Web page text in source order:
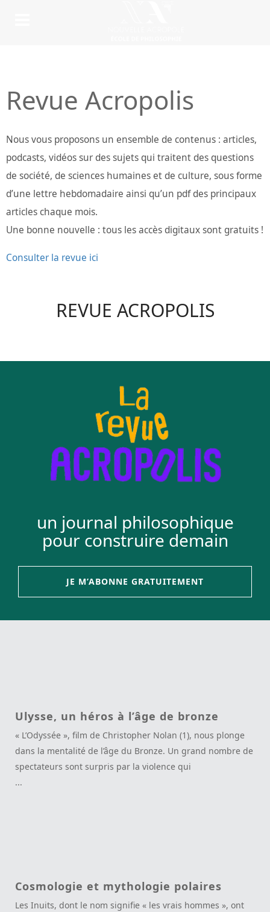
Revue Acropolis
Nous vous proposons un ensemble de contenus : articles,
podcasts, vidéos sur des sujets qui traitent des questions
de société, de sciences humaines et de culture, sous forme
d’une lettre hebdomadaire ainsi qu’un pdf des principaux
articles chaque mois.
Une bonne nouvelle : tous les accès digitaux sont gratuits !
Consulter la revue ici
REVUE ACROPOLIS
un journal philosophique
pour construire demain
JE M’ABONNE GRATUITEMENT
Ulysse, un héros à l’âge de bronze
« L’Odyssée », film de Christopher Nolan (1), nous plonge
dans la mentalité de l’âge du Bronze. Un grand nombre de
spectateurs sont surpris par la violence qui
...
Cosmologie et mythologie polaires
Les Inuits, dont le nom signifie « les vrais hommes », ont